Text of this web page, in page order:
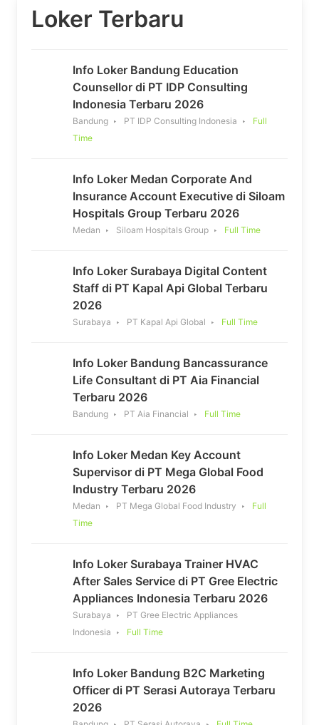
Loker Terbaru
Info Loker Bandung Education
Counsellor di PT IDP Consulting
Indonesia Terbaru 2026
Bandung PT IDP Consulting Indonesia
Full
Time
Info Loker Medan Corporate And
Insurance Account Executive di Siloam
Hospitals Group Terbaru 2026
Medan Siloam Hospitals Group Full Time
Info Loker Surabaya Digital Content
Staff di PT Kapal Api Global Terbaru
2026
Surabaya PT Kapal Api Global Full Time
Info Loker Bandung Bancassurance
Life Consultant di PT Aia Financial
Terbaru 2026
Bandung PT Aia Financial Full Time
Info Loker Medan Key Account
Supervisor di PT Mega Global Food
Industry Terbaru 2026
Medan PT Mega Global Food Industry
Full
Time
Info Loker Surabaya Trainer HVAC
After Sales Service di PT Gree Electric
Appliances Indonesia Terbaru 2026
Surabaya
PT Gree Electric Appliances
Indonesia
Full Time
Info Loker Bandung B2C Marketing
Officer di PT Serasi Autoraya Terbaru
2026